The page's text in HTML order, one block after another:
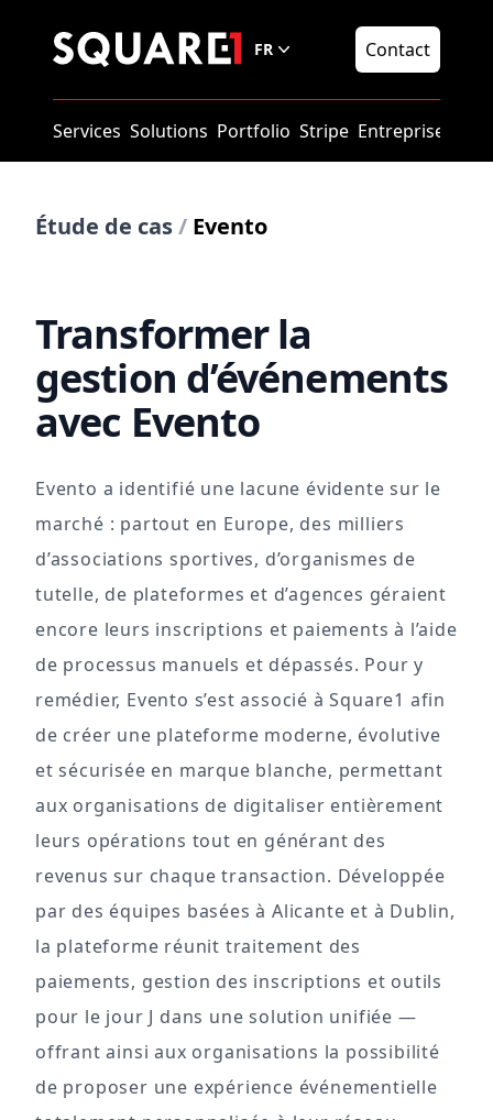
Square1 FR Contact
Services Solutions Portfolio Stripe Entreprise
Étude de cas/ Evento
Transformer la
gestion d’événements
avec Evento
Evento a identifié une lacune évidente sur le
marché : partout en Europe, des milliers
d’associations sportives, d’organismes de
tutelle, de plateformes et d’agences géraient
encore leurs inscriptions et paiements à l’aide
de processus manuels et dépassés. Pour y
remédier, Evento s’est associé à Square1 afin
de créer une plateforme moderne, évolutive
et sécurisée en marque blanche, permettant
aux organisations de digitaliser entièrement
leurs opérations tout en générant des
revenus sur chaque transaction. Développée
par des équipes basées à Alicante et à Dublin,
la plateforme réunit traitement des
paiements, gestion des inscriptions et outils
pour le jour J dans une solution unifiée —
offrant ainsi aux organisations la possibilité
de proposer une expérience événementielle